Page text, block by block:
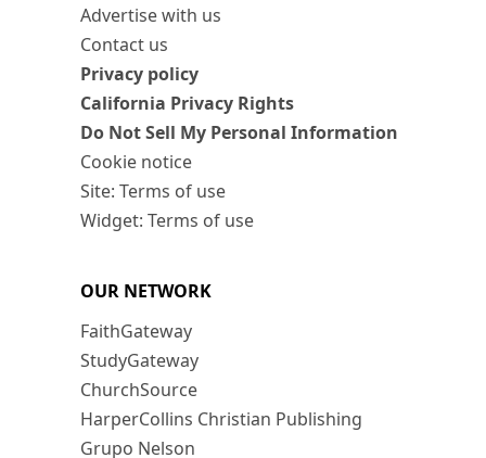
Advertise with us
Contact us
Privacy policy
California Privacy Rights
Do Not Sell My Personal Information
Cookie notice
Site: Terms of use
Widget: Terms of use
OUR NETWORK
FaithGateway
StudyGateway
ChurchSource
HarperCollins Christian Publishing
Grupo Nelson